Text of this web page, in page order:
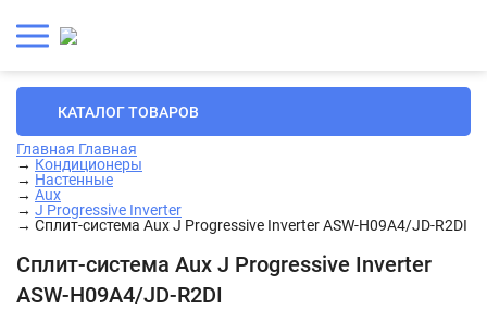
КАТАЛОГ ТОВАРОВ
Главная Главная
→ Кондиционеры
→ Настенные
→ Aux
→ J Progressive Inverter
→ Сплит-система Aux J Progressive Inverter ASW-H09A4/JD-R2DI
Сплит-система Aux J Progressive Inverter
ASW-H09A4/JD-R2DI